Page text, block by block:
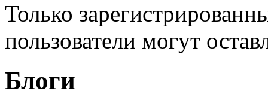
Только
пользователи могут
Блоги